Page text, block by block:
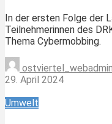
In der ersten Folge der
Teilnehmerinnen des
Thema Cybermobbing.
ostviertel_webadmin
29. April 2024
Umwelt